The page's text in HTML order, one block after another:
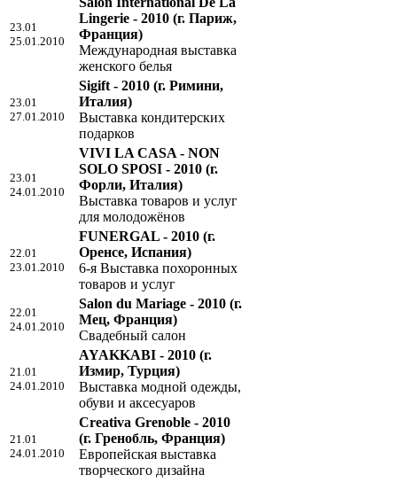
23.01
25.01.2010
Lingerie - 2010 (г. Париж,
Франция)
Международная выставка
женского белья
23.01
27.01.2010
Sigift - 2010 (г. Римини,
Италия)
Выставка кондитерских
подарков
23.01
24.01.2010
VIVI LA CASA - NON
SOLO SPOSI - 2010 (г.
Форли, Италия)
Выставка товаров и услуг
для молодожёнов
22.01
23.01.2010
FUNERGAL - 2010 (г.
Оренсе, Испания)
6-я Выставка похоронных
товаров и услуг
22.01
24.01.2010
Salon du Mariage - 2010 (г.
Мец, Франция)
Свадебный салон
21.01
24.01.2010
AYAKKABI - 2010 (г.
Измир, Турция)
Выставка модной одежды,
обуви и аксесуаров
21.01
24.01.2010
Creativa Grenoble - 2010
(г. Гренобль, Франция)
Европейская выставка
творческого дизайна